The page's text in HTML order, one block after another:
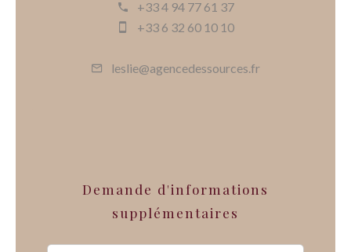
+33 4 94 77 61 37
+33 6 32 60 10 10
leslie@agencedessources.fr
Demande d'informations
supplémentaires